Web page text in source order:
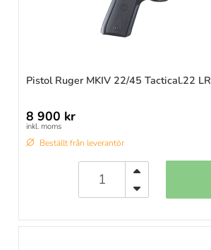
Pistol Ruger MKIV 22/45 Tactical.22 LR
8 900 kr
inkl. moms
Beställt från leverantör